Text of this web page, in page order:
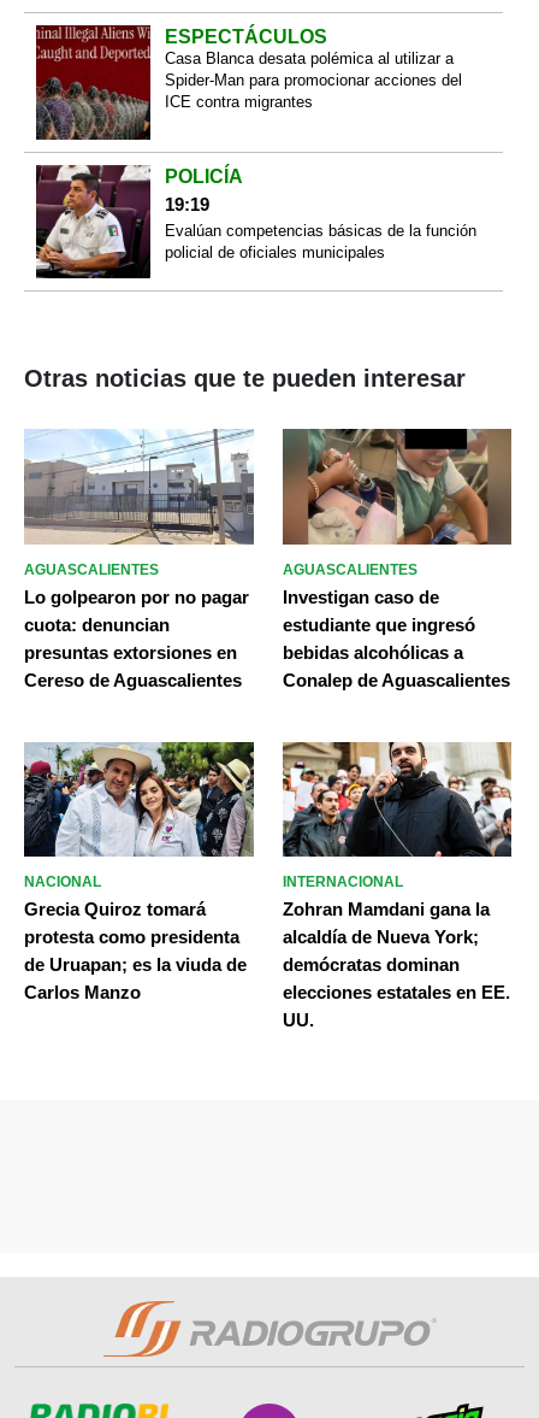
ESPECTÁCULOS
Casa Blanca desata polémica al utilizar a
Spider-Man para promocionar acciones del
ICE contra migrantes
POLICÍA
19:19
Evalúan competencias básicas de la función
policial de oficiales municipales
Otras noticias que te pueden interesar
AGUASCALIENTES
Lo golpearon por no pagar
cuota: denuncian
presuntas extorsiones en
Cereso de Aguascalientes
AGUASCALIENTES
Investigan caso de
estudiante que ingresó
bebidas alcohólicas a
Conalep de Aguascalientes
NACIONAL
Grecia Quiroz tomará
protesta como presidenta
de Uruapan; es la viuda de
Carlos Manzo
INTERNACIONAL
Zohran Mamdani gana la
alcaldía de Nueva York;
demócratas dominan
elecciones estatales en EE.
UU.